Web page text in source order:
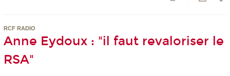
RCF RADIO
Anne Eydoux : "il faut revaloriser le
RSA"